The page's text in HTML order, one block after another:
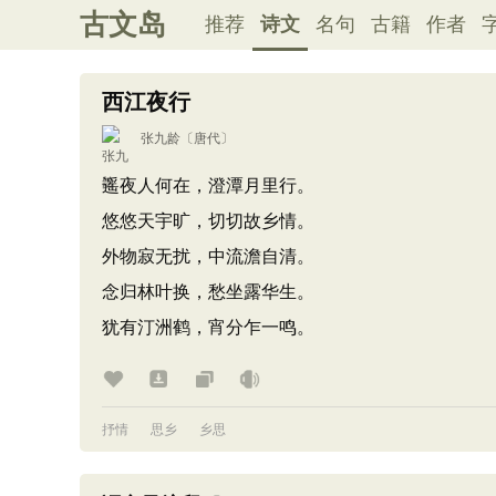
古文岛 推荐 诗文 名句 古籍 作者
西江夜行
张九龄 〔唐代〕
遥夜人何在，澄潭月里行。
悠悠天宇旷，切切故乡情。
外物寂无扰，中流澹自清。
念归林叶换，愁坐露华生。
犹有汀洲鹤，宵分乍一鸣。
抒情 思乡 乡思